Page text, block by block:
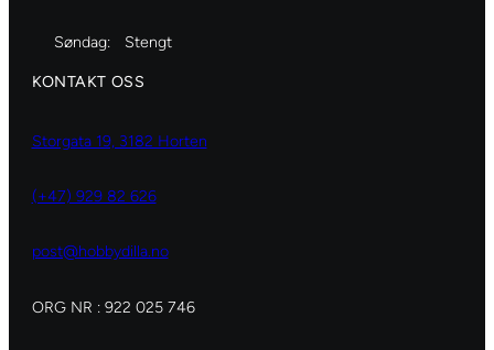
Søndag: Stengt
KONTAKT OSS
Storgata 19, 3182 Horten
(+47) 929 82 626
post@hobbydilla.no
ORG NR : 922 025 746